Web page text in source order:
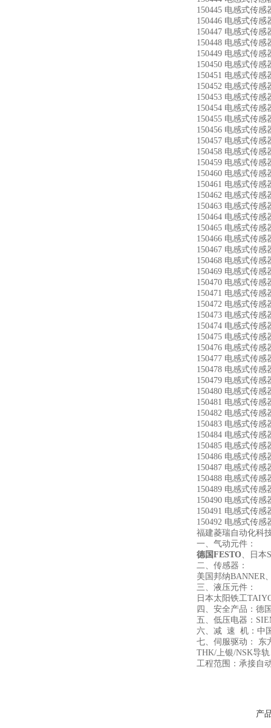
150445 电感式传
150446 电感式传
150447 电感式传
150448 电感式传
150449 电感式传
150450 电感式传
150451 电感式传
150452 电感式传
150453 电感式传
150454 电感式传
150455 电感式传
150456 电感式传
150457 电感式传
150458 电感式传
150459 电感式传
150460 电感式传
150461 电感式传
150462 电感式传
150463 电感式传
150464 电感式传
150465 电感式传
150466 电感式传
150467 电感式传
150468 电感式传
150469 电感式传
150470 电感式传
150471 电感式传
150472 电感式传
150473 电感式传
150474 电感式传
150475 电感式传
150476 电感式传
150477 电感式传
150478 电感式传
150479 电感式传
150480 电感式传
150481 电感式传
150482 电感式传
150483 电感式传
150484 电感式传
150485 电感式传
150486 电感式传
150487 电感式传
150488 电感式传
150489 电感式传
150490 电感式传
150491 电感式传
150492 电感式传
福建菱瑞自动化科
一、气动元件：
德国FESTO、日本
二、传感器：
美国邦纳BANNER
三、液压元件：
日本太阳铁工
四、安全产品：德
五、低压电器：
六、减 速 机：中
七、伺服驱动： 东
THK/上银/NSK导
工程范围：承接自
产